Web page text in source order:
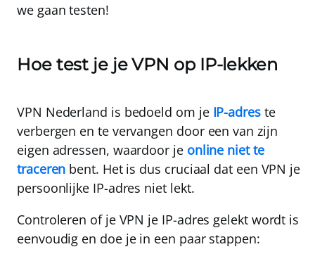
we gaan testen!
Hoe test je je VPN op IP-lekken
VPN Nederland is bedoeld om je IP-adreste
verbergen en te vervangen door een van zijn
eigen adressen, waardoor je online niet te
traceren bent. Het is dus cruciaal dat een VPN je
persoonlijke IP-adres niet lekt.
Controleren of je VPN je IP-adres gelekt wordt is
eenvoudig en doe je in een paar stappen: